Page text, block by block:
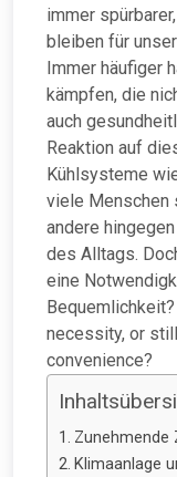
immer
bleiben für
Immer häufiger
kämpfen, die
auch
Reaktion auf
Kühlsysteme
viele Menschen
andere
des Alltags.
eine
Bequemlichkeit?
necessity, or
convenience?
Zunehmende
Klimaanlage